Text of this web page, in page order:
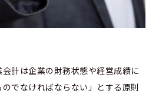
計は企業の財務状態や経営成績に
でなければならない」とする原則